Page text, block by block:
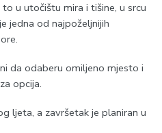
u utočištu mira i tišine, u srcu
jedna od najpoželjnijih
da odaberu omiljeno mjesto i
opcija.
ljeta, a završetak je planiran u